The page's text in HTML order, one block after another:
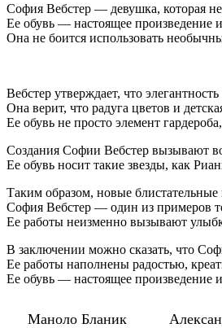
София Вебстер — девушка, которая
Ее обувь — настоящее произведение
Она не боится использовать
Вебстер утверждает, что
Она верит, что радуга цветов и
Ее обувь не просто элемент
Создания Софии Вебстер вызывают
Ее обувь носит такие звезды, как
Таким образом, новые
София Вебстер — один из примеров
Ее работы неизменно вызывают
В заключении можно сказать, что
Ее работы наполнены радостью,
Ее обувь — настоящее произведение
Маноло Бланик